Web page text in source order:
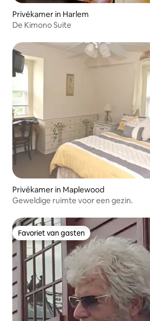
Privékamer in Harlem
De Kimono Suite
Privékamer in Maplewood
Geweldige ruimte voor een gezin.
Favoriet van gasten
Favoriet van gasten